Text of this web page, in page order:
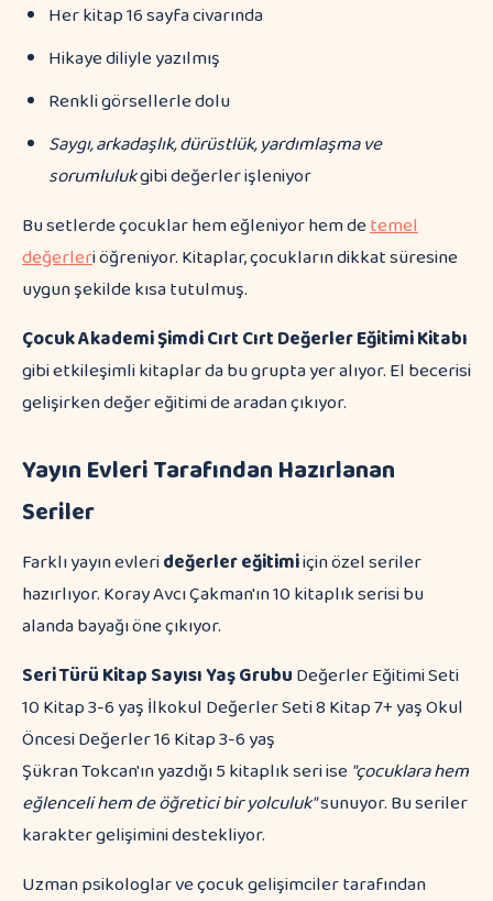
Her kitap 16 sayfa civarında
Hikaye diliyle yazılmış
Renkli görsellerle dolu
Saygı, arkadaşlık, dürüstlük, yardımlaşma ve
sorumlulukgibi değerler işleniyor
Bu setlerde çocuklar hem eğleniyor hem detemel
değerleri öğreniyor. Kitaplar, çocukların dikkat süresine
uygun şekilde kısa tutulmuş.
Çocuk Akademi Şimdi Cırt Cırt Değerler Eğitimi Kitabı
gibi etkileşimli kitaplar da bu grupta yer alıyor. El becerisi
gelişirken değer eğitimi de aradan çıkıyor.
Yayın Evleri Tarafından Hazırlanan
Seriler
Farklı yayın evlerideğerler eğitimiiçin özel seriler
hazırlıyor. Koray Avcı Çakman'ın 10 kitaplık serisi bu
alanda bayağı öne çıkıyor.
Seri TürüKitap SayısıYaş GrubuDeğerler Eğitimi Seti
10 Kitap 3-6 yaş İlkokul Değerler Seti 8 Kitap 7+ yaş Okul
Öncesi Değerler 16 Kitap 3-6 yaş
Şükran Tokcan'ın yazdığı 5 kitaplık seri ise"çocuklara hem
eğlenceli hem de öğretici bir yolculuk"sunuyor. Bu seriler
karakter gelişimini destekliyor.
Uzman psikologlar ve çocuk gelişimciler tarafından